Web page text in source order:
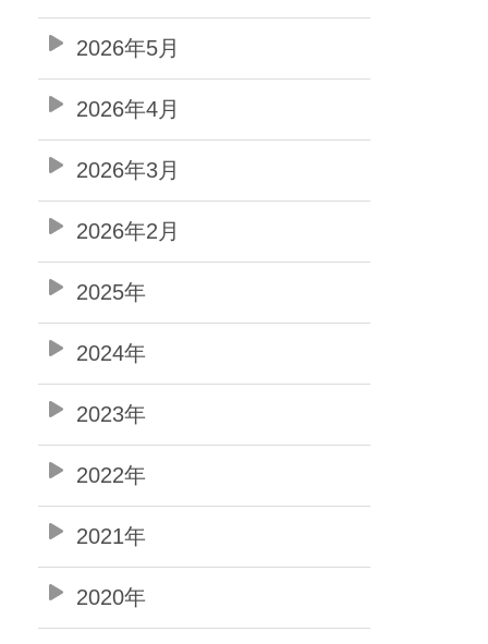
2026年5月
2026年4月
2026年3月
2026年2月
2025年
2024年
2023年
2022年
2021年
2020年